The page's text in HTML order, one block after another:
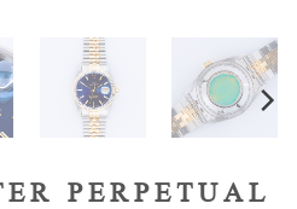
PERPETUAL